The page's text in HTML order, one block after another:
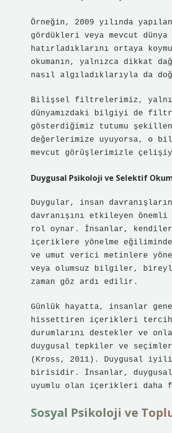
Örneğin, 2009 yılında
gördükleri veya mevcut
hatırladıklarını ortaya
okumanın, yalnızca dikkat
nasıl algıladıklarıyla da
Bilişsel filtrelerimiz,
dünyamızdaki bilgiyi de
gösterdiğimiz tutumu
değerlerimize uyuyorsa, o
mevcut görüşlerimizle
Duygusal Psikoloji ve Selektif
Duygular, insan
davranışını etkileyen
rol oynar. İnsanlar,
içeriklere yönelme
ve umut verici metinlere
veya olumsuz bilgiler,
zaman göz ardı edilir.
Günlük hayatta, insanlar
hissettiren içerikleri
durumlarını destekler ve
duygusal tepkiler ve
(Kross, 2011). Duygusal
birisidir. İnsanlar,
uyumlu olan içerikleri daha
Sosyal Psikoloji ve